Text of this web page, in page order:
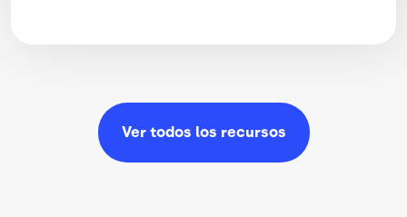
Ver todos los recursos